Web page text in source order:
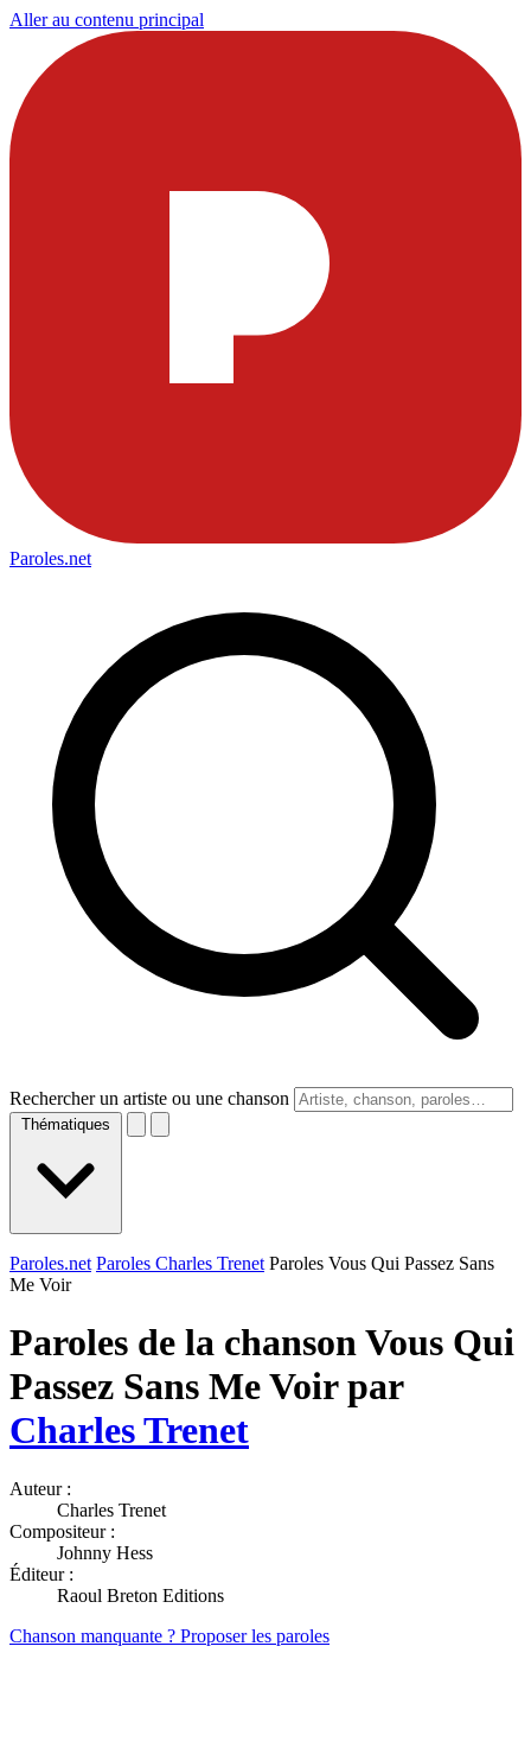
Aller au contenu principal
Paroles.net
Rechercher un artiste ou une chanson
Thématiques
Paroles.net Paroles Charles Trenet Paroles Vous Qui Passez Sans
Me Voir
Paroles de la chanson Vous Qui
Passez Sans Me Voir par
Charles Trenet
Auteur :
Charles Trenet
Compositeur :
Johnny Hess
Éditeur :
Raoul Breton Editions
Chanson manquante ? Proposer les paroles